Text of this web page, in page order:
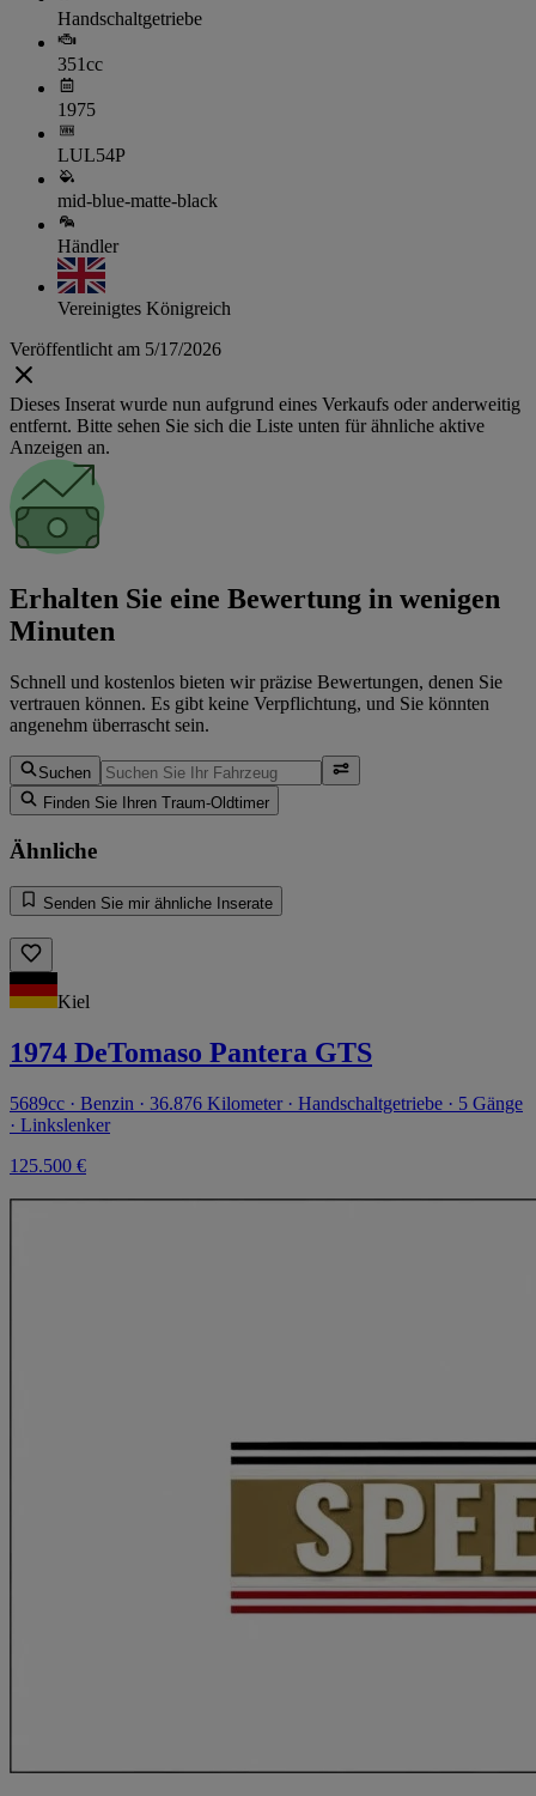
Handschaltgetriebe
351cc
1975
LUL54P
mid-blue-matte-black
Händler
Vereinigtes Königreich
Veröffentlicht am 5/17/2026
Dieses Inserat wurde nun aufgrund eines Verkaufs oder anderweitig
entfernt. Bitte sehen Sie sich die Liste unten für ähnliche aktive
Anzeigen an.
Erhalten Sie eine Bewertung in wenigen
Minuten
Schnell und kostenlos bieten wir präzise Bewertungen, denen Sie
vertrauen können. Es gibt keine Verpflichtung, und Sie könnten
angenehm überrascht sein.
Suchen
Finden Sie Ihren Traum-Oldtimer
Ähnliche
Senden Sie mir ähnliche Inserate
Kiel
1974 DeTomaso Pantera GTS
5689cc · Benzin · 36.876 Kilometer · Handschaltgetriebe · 5 Gänge
· Linkslenker
125.500 €